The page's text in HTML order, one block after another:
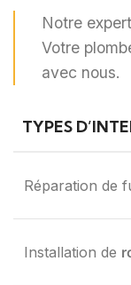
Notre
Votre
avec nous.
TYPES
Réparation de
Installation de